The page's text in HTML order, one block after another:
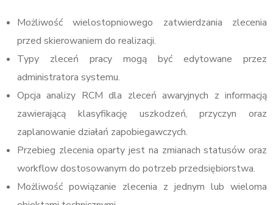
Możliwość wielostopniowego zatwierdzania zlecenia
przed skierowaniem do realizacji.
Typy zleceń pracy mogą być edytowane przez
administratora systemu.
Opcja analizy RCM dla zleceń awaryjnych z informacją
zawierającą klasyfikację uszkodzeń, przyczyn oraz
zaplanowanie działań zapobiegawczych.
Przebieg zlecenia oparty jest na zmianach statusów oraz
workflow dostosowanym do potrzeb przedsiębiorstwa.
Możliwość powiązanie zlecenia z jednym lub wieloma